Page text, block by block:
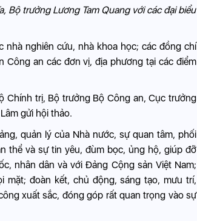
Bộ trưởng Lương Tam Quang với các đại biểu
nhà nghiên cứu, nhà khoa học; các đồng chí
an các đơn vị, địa phương tại các điểm
Chính trị, Bộ trưởng Bộ Công an, Cục trưởng
gửi hội thảo.
quản lý của Nhà nước, sự quan tâm, phối
thể và sự tin yêu, đùm bọc, ủng hộ, giúp đỡ
nhân dân và với Đảng Cộng sản Việt Nam;
mặt; đoàn kết, chủ động, sáng tạo, mưu trí,
xuất sắc, đóng góp rất quan trọng vào sự